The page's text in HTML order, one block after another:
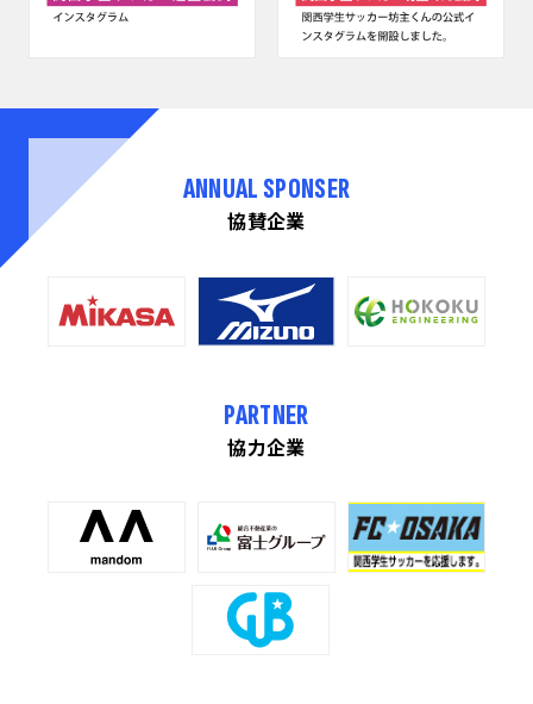
ANNUAL SPONSER
協賛企業
PARTNER
協力企業